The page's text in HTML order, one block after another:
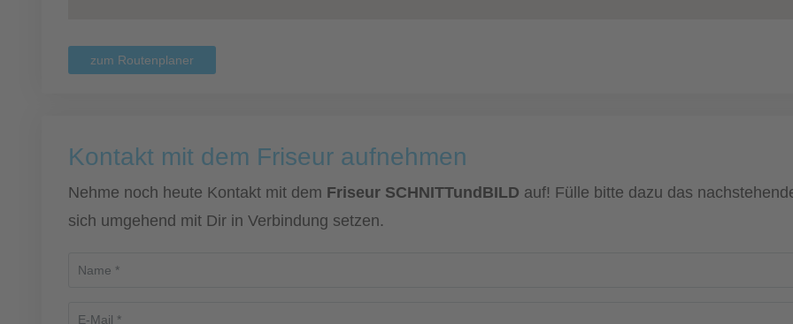
zum Routenplaner
Kontakt mit dem Friseur aufnehmen
Nehme noch heute Kontakt mit dem Friseur SCHNITTundBILD auf! Fülle bitte dazu das
sich umgehend mit Dir in Verbindung setzen.